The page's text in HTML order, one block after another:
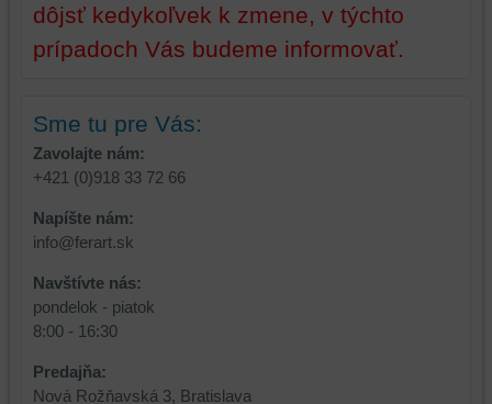
dôjsť kedykoľvek k zmene, v týchto
prípadoch Vás budeme informovať.
Sme tu pre Vás:
Zavolajte nám:
+421 (0)918 33 72 66
Napíšte nám:
info@ferart.sk
Navštívte nás:
pondelok - piatok
8:00 - 16:30
Predajňa:
Nová Rožňavská 3, Bratislava
na
identifikáciu
vašej
dosiahnutie
základnej
funkčnosti
zážitku
z
prehliadania
zabezpečenia.
sme
mohli
poskytovať
ktoré
zlepšujú
váš
z
prehliadania,
ukladať
niektoré
z
preferencií
bez